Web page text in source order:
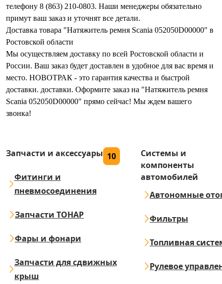
телефону 8 (863) 210-0803. Наши менеджеры обязательно
примут ваш заказ и уточнят все детали.
Доставка товара "Натяжитель ремня Scania 052050D00000" в
Ростовской области
Мы осуществляем доставку по всей Ростовской области и
России. Ваш заказ будет доставлен в удобное для вас время и
место. НОВОТРАК - это гарантия качества и быстрой
доставки. доставки. Оформите заказ на "Натяжитель ремня
Scania 052050D00000" прямо сейчас! Мы ждем вашего
звонка!
Запчасти и аксессуары 10
Фитинги и
пневмосоединения
Запчасти ТОНАР
Фары и фонари
Запчасти для сдвижных
крыш
Системы и
компоненты
автомобилей
Автономные
Фильтры
Топливная
Рулевое